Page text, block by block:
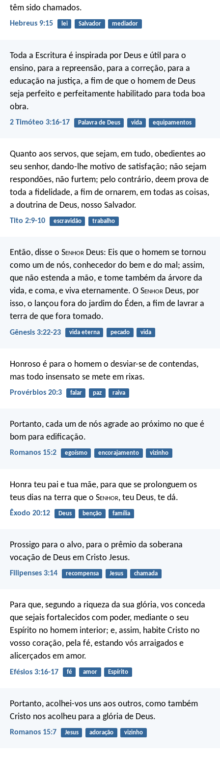
têm sido chamados.
Hebreus 9:15 lei Salvador mediador
Toda a Escritura é inspirada por Deus e útil para o
ensino, para a repreensão, para a correção, para a
educação na justiça, a fim de que o homem de Deus
seja perfeito e perfeitamente habilitado para toda boa
obra.
2 Timóteo 3:16-17 Palavra de Deus vida equipamentos
Quanto aos servos, que sejam, em tudo, obedientes ao
seu senhor, dando-lhe motivo de satisfação; não sejam
respondões, não furtem; pelo contrário, deem prova de
toda a fidelidade, a fim de ornarem, em todas as coisas,
a doutrina de Deus, nosso Salvador.
Tito 2:9-10 escravidão trabalho
Então, disse o Senhor Deus: Eis que o homem se tornou
como um de nós, conhecedor do bem e do mal; assim,
que não estenda a mão, e tome também da árvore da
vida, e coma, e viva eternamente. O Senhor Deus, por
isso, o lançou fora do jardim do Éden, a fim de lavrar a
terra de que fora tomado.
Gênesis 3:22-23 vida eterna pecado vida
Honroso é para o homem o desviar-se de contendas,
mas todo insensato se mete em rixas.
Provérbios 20:3 falar paz raiva
Portanto, cada um de nós agrade ao próximo no que é
bom para edificação.
Romanos 15:2 egoísmo encorajamento vizinho
Honra teu pai e tua mãe, para que se prolonguem os
teus dias na terra que o Senhor, teu Deus, te dá.
Êxodo 20:12 Deus benção família
Prossigo para o alvo, para o prêmio da soberana
vocação de Deus em Cristo Jesus.
Filipenses 3:14 recompensa Jesus chamada
Para que, segundo a riqueza da sua glória, vos conceda
que sejais fortalecidos com poder, mediante o seu
Espírito no homem interior; e, assim, habite Cristo no
vosso coração, pela fé, estando vós arraigados e
alicerçados em amor.
Efésios 3:16-17 fé amor Espírito
Portanto, acolhei-vos uns aos outros, como também
Cristo nos acolheu para a glória de Deus.
Romanos 15:7 Jesus adoração vizinho